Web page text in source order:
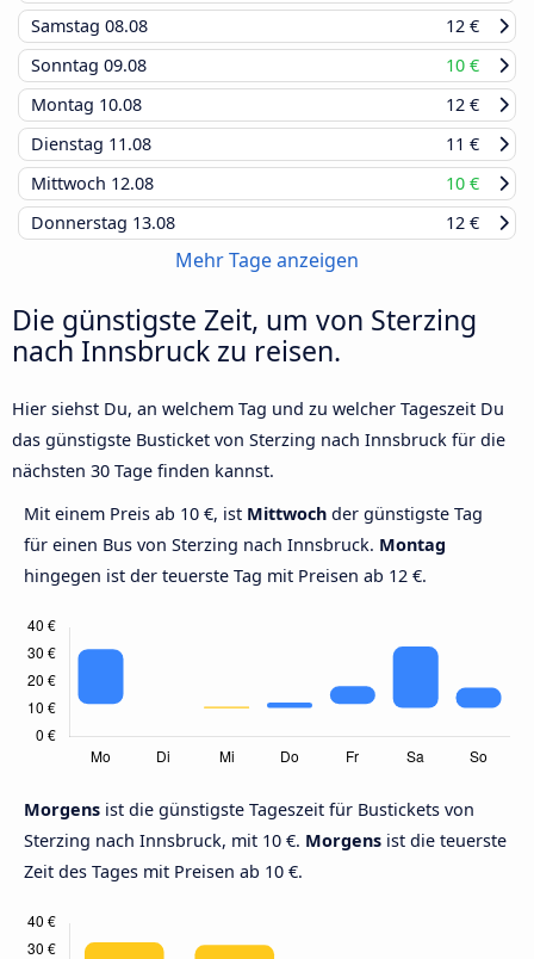
Samstag 08.08
12 €
Sonntag 09.08
10 €
Montag 10.08
12 €
Dienstag 11.08
11 €
Mittwoch 12.08
10 €
Donnerstag 13.08 12 €
Mehr Tage anzeigen
Die günstigste Zeit, um von Sterzing
nach Innsbruck zu reisen.
Hier siehst Du, an welchem Tag und zu welcher Tageszeit Du
das günstigste Busticket von Sterzing nach Innsbruck für die
nächsten 30 Tage finden kannst.
Mit einem Preis ab 10 €, ist Mittwoch der günstigste Tag
für einen Bus von Sterzing nach Innsbruck. Montag
hingegen ist der teuerste Tag mit Preisen ab 12 €.
Morgens ist die günstigste Tageszeit für Bustickets von
Sterzing nach Innsbruck, mit 10 €. Morgens ist die teuerste
Zeit des Tages mit Preisen ab 10 €.